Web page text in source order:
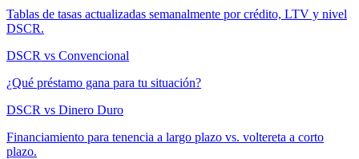
Tablas de tasas actualizadas semanalmente por crédito, LTV y nivel
DSCR.
DSCR vs Convencional
¿Qué préstamo gana para tu situación?
DSCR vs Dinero Duro
Financiamiento para tenencia a largo plazo vs. voltereta a corto
plazo.